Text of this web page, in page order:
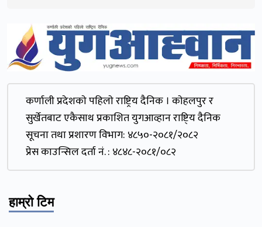
कर्णाली प्रदेशकाे पहिलाे राष्ट्रिय दैनिक । काेहलपुर र
सुर्खेतबाट एकैसाथ प्रकाशित युगआव्हान राष्टि्य दैनिक
सूचना तथा प्रशारण विभाग: ४८५०-२०८१/२०८२
प्रेस काउन्सिल दर्ता नं. : ४८४८-२०८१/०८२
हाम्रो टिम